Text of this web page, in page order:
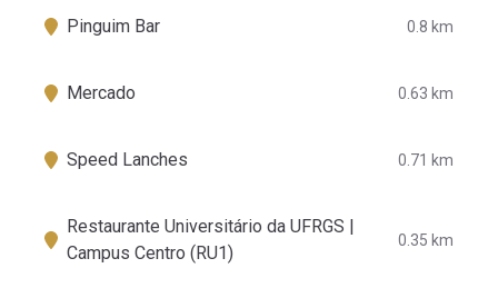
Pinguim Bar 0.8 km
Mercado 0.63 km
Speed Lanches 0.71 km
Restaurante Universitário da UFRGS |
Campus Centro (RU1)
0.35 km